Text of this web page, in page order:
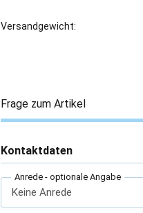
Versandgewicht:
Frage zum Artikel
Kontaktdaten
Anrede - optionale Angabe